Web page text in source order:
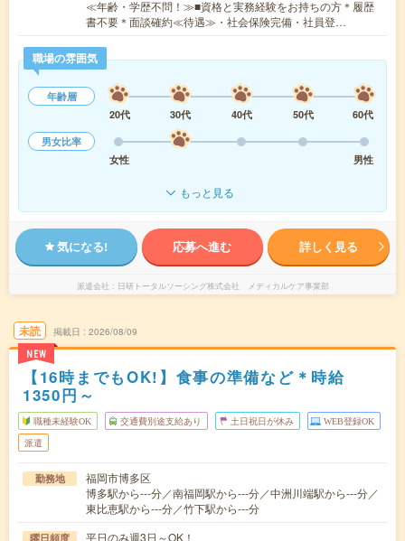
≪年齢・学歴不問！≫■資格と実務経験をお持ちの方＊履歴
書不要＊面談確約≪待遇≫・社会保険完備・社員登…
職場の雰囲気
年齢層
20代
30代 40代 50代
60代
男女比率
女性
男性
もっと見る
気になる! 応募へ進む 詳しく見る
派遣会社 日研トータルソーシング株式会社 メディカルケア事業部
未読
NEW
掲載日 2026/08/09
【16時までもOK!】食事の準備など＊時給
1350円～
職種未経験OK 交通費別途支給あり 土日祝日が休み WEB登録OK
派遣
勤務地
福岡市博多区
博多駅から---分／南福岡駅から---分／中洲川端駅から---分／
東比恵駅から---分／竹下駅から---分
曜日頻度 平日のみ週3日～OK！